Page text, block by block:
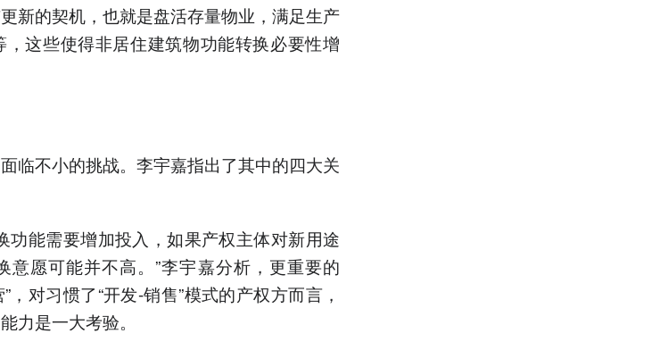
新的契机，也就是盘活存量物业，满足生产
这些使得非居住建筑物功能转换必要性增
临不小的挑战。李宇嘉指出了其中的四大关
功能需要增加投入，如果产权主体对新用途
意愿可能并不高。”李宇嘉分析，更重要的
，对习惯了“开发-销售”模式的产权方而言，
力是一大考验。